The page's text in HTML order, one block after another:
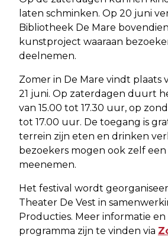
laten schminken. Op 20 juni
Bibliotheek De Mare
kunstproject waaraan
deelnemen.
Zomer in De Mare vindt plaats
21 juni. Op zaterdagen duurt
van 15.00 tot 17.30 uur, op
tot 17.00 uur. De toegang is
terrein zijn eten en drinken
bezoekers mogen ook zelf
meenemen.
Het festival wordt
Theater De Vest in
Producties. Meer informatie
programma zijn te vinden via